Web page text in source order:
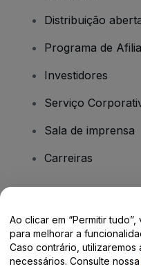
Distribuição
Programa de
Investidores
Serviço
Sala de imprensa
Carreiras
Centro de Ajuda /
Ao clicar em “Permitir
para melhorar a
Caso contrário,
necessários. Consulte nossa